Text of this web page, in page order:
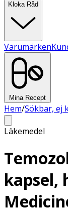
Kloka Råd
Varumärken
Mina Recept
Hem/Sökbar, ej
Läkemedel
kapsel,